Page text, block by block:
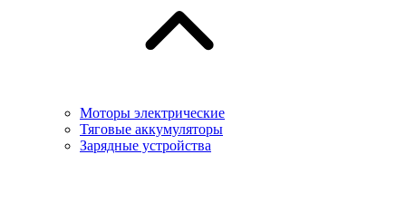
Моторы электрические
Тяговые аккумуляторы
Зарядные устройства